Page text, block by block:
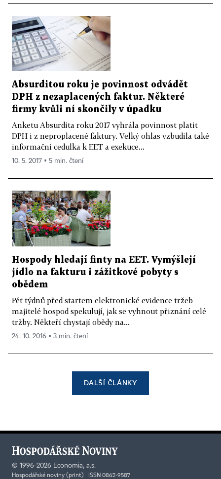
Absurditou roku je povinnost odvádět
DPH z nezaplacených faktur. Některé
firmy kvůli ní skončily v úpadku
Anketu Absurdita roku 2017 vyhrála povinnost platit
DPH i z neproplacené faktury. Velký ohlas vzbudila také
informační cedulka k EET a exekuce...
10. 5. 2017 ▪ 5 min. čtení
Hospody hledají finty na EET. Vymýšlejí
jídlo na fakturu i zážitkové pobyty s
obědem
Pět týdnů před startem elektronické evidence tržeb
majitelé hospod spekulují, jak se vyhnout přiznání celé
tržby. Někteří chystají obědy na...
24. 10. 2016 ▪ 3 min. čtení
DALŠÍ ČLÁNKY
© 1996-2026 Economia, a.s.
Hospodářské noviny (print) ISSN 0862-9587